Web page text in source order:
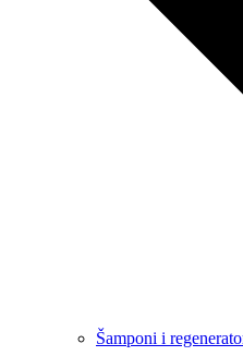
Šamponi i